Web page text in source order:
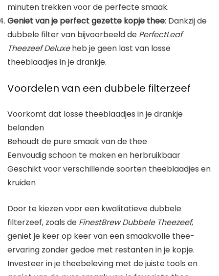
minuten trekken voor de perfecte smaak.
Geniet van je perfect gezette kopje thee: Dankzij de
dubbele filter van bijvoorbeeld de PerfectLeaf
Theezeef Deluxeheb je geen last van losse
theeblaadjes in je drankje.
Voordelen van een dubbele filterzeef
Voorkomt dat losse theeblaadjes in je drankje
belanden
Behoudt de pure smaak van de thee
Eenvoudig schoon te maken en herbruikbaar
Geschikt voor verschillende soorten theeblaadjes en
kruiden
Door te kiezen voor een kwalitatieve dubbele
filterzeef, zoals de FinestBrew Dubbele Theezeef,
geniet je keer op keer van een smaakvolle thee-
ervaring zonder gedoe met restanten in je kopje.
Investeer in je theebeleving met de juiste tools en